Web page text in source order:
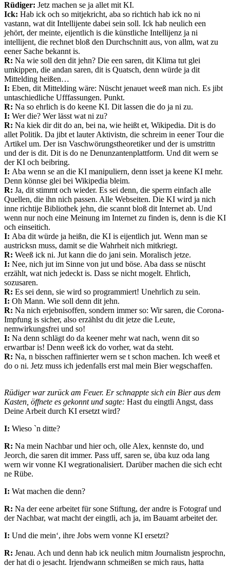
Rüdiger: Jetz machen se ja allet mit KI.
Ick: Hab ick och so mitjekricht, aba so richtich hab ick no ni
vastann, wat dit Intellijente dabei sein soll. Ick hab neulich een
jehört, der meinte, eijentlich is die künstliche Intellijenz ja ni
intellijent, die rechnet bloß den Durchschnitt aus, von allm, wat zu
eener Sache bekannt is.
R: Na wie soll den dit jehn? Die een saren, dit Klima tut glei
umkippen, die andan saren, dit is Quatsch, denn würde ja dit
Mittelding heißen…
I: Eben, dit Mittelding wäre: Nüscht jenauet weeß man nich. Es jibt
untaschiedliche Ufffassungen. Punkt.
R: Na so ehrlich is do keene KI. Dit lassen die do ja ni zu.
I: Wer die? Wer lässt wat ni zu?
R: Na kiek dir dit do an, bei na, wie heißt et, Wikipedia. Dit is do
allet Politik. Da jibt et lauter Aktivistn, die schreim in eener Tour die
Artikel um. Der isn Vaschwörungstheoretiker und der is umstrittn
und der is dit. Dit is do ne Denunzantenplattform. Und dit wern se
der KI och beibring.
I: Aba wenn se an die KI manipuliern, denn isset ja keene KI mehr.
Denn könnse glei bei Wikipedia bleim.
R: Ja, dit stimmt och wieder. Es sei denn, die sperrn einfach alle
Quellen, die ihn nich passen. Alle Webseiten. Die KI wird ja nich
inne richtije Bibliothek jehn, die scannt bloß dit Internet ab. Und
wenn nur noch eine Meinung im Internet zu finden is, denn is die KI
och einseitich.
I: Aba dit würde ja heißn, die KI is eijentlich jut. Wenn man se
austricksn muss, damit se die Wahrheit nich mitkriegt.
R: Weeß ick ni. Jut kann die do jani sein. Moralisch jetze.
I: Nee, nich jut im Sinne von jut und böse. Aba dass se nüscht
erzählt, wat nich jedeckt is. Dass se nicht mogelt. Ehrlich,
sozusaren.
R: Es sei denn, sie wird so programmiert! Unehrlich zu sein.
I: Oh Mann. Wie soll denn dit jehn.
R: Na nich erjebnisoffen, sondern immer so: Wir saren, die Corona-
Impfung is sicher, also erzählst du dit jetze die Leute,
nemwirkungsfrei und so!
I: Na denn schlägt do da keener mehr wat nach, wenn dit so
erwartbar is! Denn weeß ick do vorher, wat da steht.
R: Na, n bisschen raffinierter wern se t schon machen. Ich weeß et
do o ni. Jetz muss ich jedenfalls erst mal mein Bier wegschaffen.
Rüdiger war zurück am Feuer. Er schnappte sich ein Bier aus dem
Kasten, öffnete es gekonnt und sagte: Hast du eingtli Angst, dass
Deine Arbeit durch KI ersetzt wird?
I: Wieso `n ditte?
R: Na mein Nachbar und hier och, olle Alex, kennste do, und
Jeorch, die saren dit immer. Pass uff, saren se, üba kuz oda lang
wern wir vonne KI wegrationalisiert. Darüber machen die sich echt
ne Rübe.
I: Wat machen die denn?
R: Na der eene arbeitet für sone Stiftung, der andre is Fotograf und
der Nachbar, wat macht der eingtli, ach ja, im Bauamt arbeitet der.
I: Und die mein‘, ihre Jobs wern vonne KI ersetzt?
R: Jenau. Ach und denn hab ick neulich mitm Journalistn jesprochn,
der hat di o jesacht. Irjendwann schmeißen se mich raus, hatta